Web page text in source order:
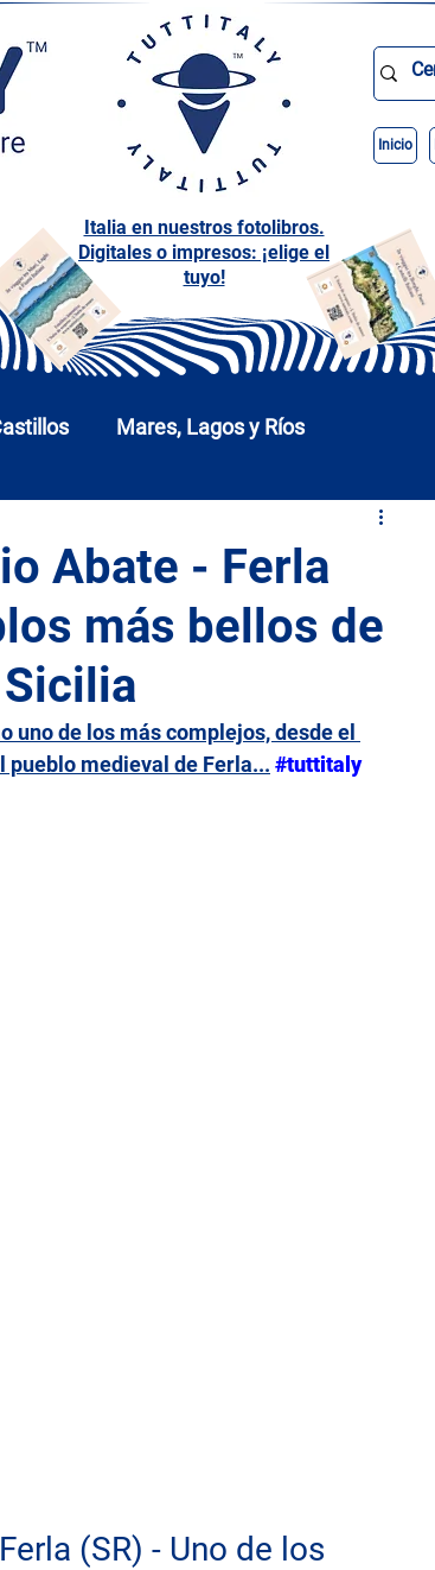
Inicio
Italia en nuestros fotolibros.
Digitales o impresos: ¡elige el
tuyo!
Mares, Lagos y Ríos
Calabria
Lacio Liguria Lombardía Marcas
Abate - Ferla
más bellos de
uno de los más complejos, desde el
pueblo medieval de Ferla... #tuttitaly
(SR) - Uno de los